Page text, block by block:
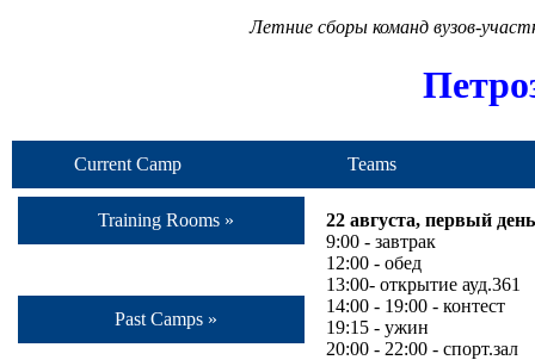
Летние сборы команд вузов-
Current Camp Teams
Training Rooms »
Past Camps »
22 августа, первый
9:00 - завтрак
12:00 - обед
13:00- открытие ауд.361
14:00 - 19:00 - контест
19:15 - ужин
20:00 - 22:00 - спорт.зал